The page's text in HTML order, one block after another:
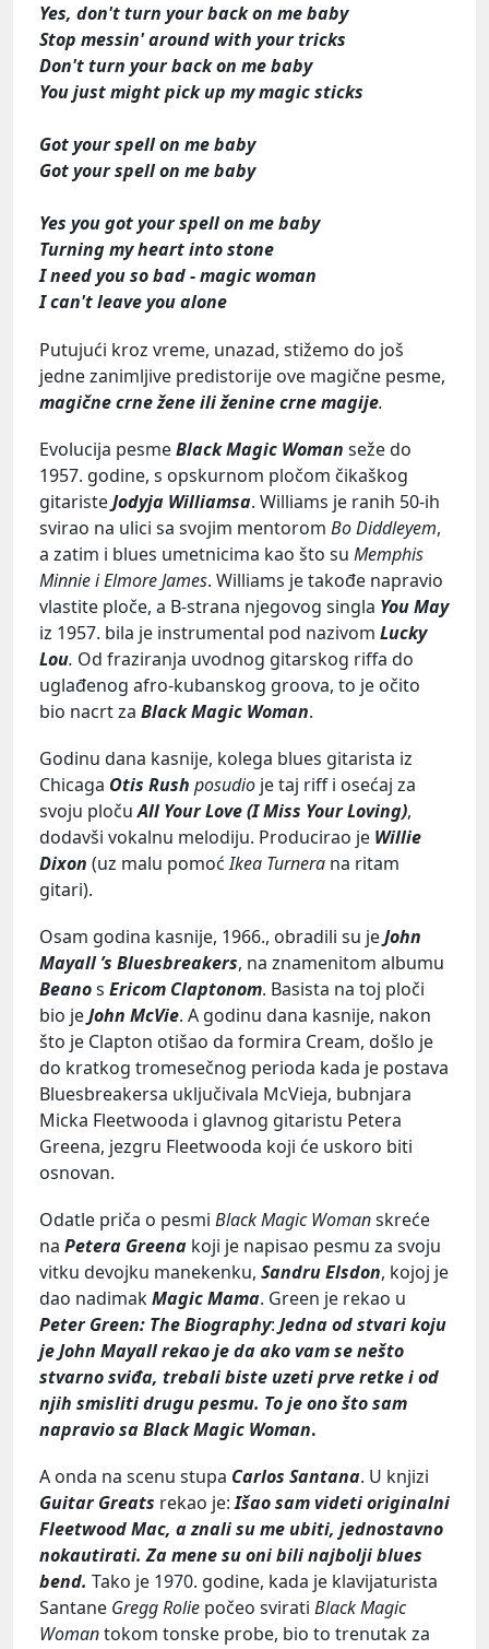
Yes, don't turn your back on me baby
Stop messin' around with your tricks
Don't turn your back on me baby
You just might pick up my magic sticks
Got your spell on me baby
Got your spell on me baby
Yes you got your spell on me baby
Turning my heart into stone
I need you so bad - magic woman
I can't leave you alone
Putujući kroz vreme, unazad, stižemo do još
jedne zanimljive predistorije ove magične pesme,
magične crne žene ili ženine crne magije.
Evolucija pesmeBlack Magic Woman seže do
1957. godine, s opskurnom pločom čikaškog
gitaristeJodyja Williamsa. Williams je ranih 50-ih
svirao na ulici sa svojim mentorom Bo Diddleyem,
a zatim i blues umetnicima kao što su Memphis
Minnie i Elmore James. Williams je takođe napravio
vlastite ploče, a B-strana njegovog singla You May
iz 1957. bila je instrumental pod nazivom Lucky
Lou. Od fraziranja uvodnog gitarskog riffa do
uglađenog afro-kubanskog groova, to je očito
bio nacrt za Black Magic Woman.
Godinu dana kasnije, kolega blues gitarista iz
Chicaga Otis Rush posudio je taj riff i osećaj za
svoju pločuAll Your Love (I Miss Your Loving),
dodavši vokalnu melodiju. Producirao je Willie
Dixon (uz malu pomoćIkea Turnera na ritam
gitari).
Osam godina kasnije, 1966., obradili su jeJohn
Mayall ’s Bluesbreakers, na znamenitom albumu
Beanos Ericom Claptonom. Basista na toj ploči
bio jeJohn McVie. A godinu dana kasnije, nakon
što je Clapton otišao da formira Cream, došlo je
do kratkog tromesečnog perioda kada je postava
Bluesbreakersa uključivala McVieja, bubnjara
Micka Fleetwooda i glavnog gitaristu Petera
Greena, jezgru Fleetwooda koji će uskoro biti
osnovan.
Odatle priča o pesmi Black Magic Womanskreće
na Petera Greena koji je napisao pesmu za svoju
vitku devojku manekenku, Sandru Elsdon, kojoj je
dao nadimakMagic Mama. Green je rekao u
Peter Green: The Biography: Jedna od stvari koju
je John Mayall rekao je da ako vam se nešto
stvarno sviđa, trebali biste uzeti prve retke i od
njih smisliti drugu pesmu. To je ono što sam
napravio saBlack Magic Woman.
A onda na scenu stupa Carlos Santana. U knjizi
Guitar Greats rekao je:Išao sam videti originalni
Fleetwood Mac, a znali su me ubiti, jednostavno
nokautirati. Za mene su oni bili najbolji blues
bend. Tako je 1970. godine, kada je klavijaturista
Santane Gregg Rolie počeo svirati Black Magic
Womantokom tonske probe, bio to trenutak za